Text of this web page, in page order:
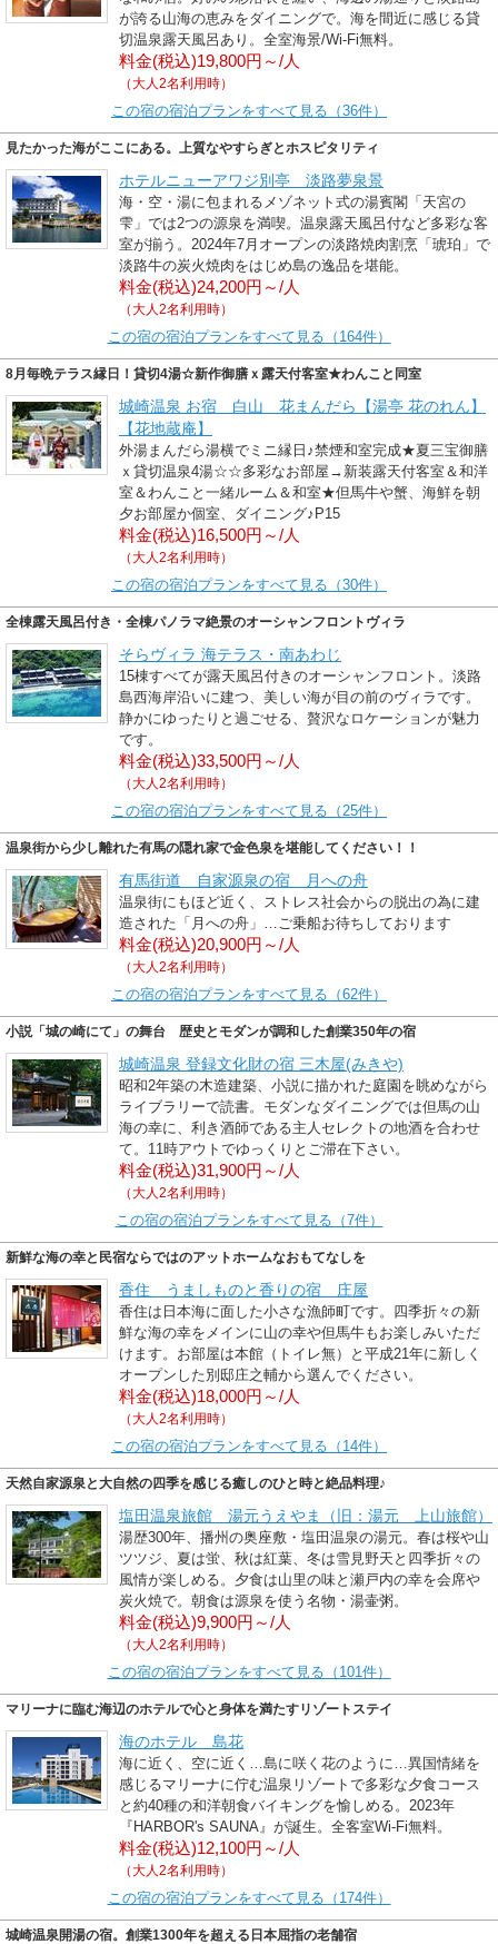
が誇る山海の恵みをダイニングで。海を間近に感じる貸
切温泉露天風呂あり。全室海景/Wi-Fi無料。
料金(税込)19,800円～/人
（大人2名利用時）
この宿の宿泊プランをすべて見る（36件）
見たかった海がここにある。上質なやすらぎとホスピタリティ
ホテルニューアワジ別亭 淡路夢泉景
海・空・湯に包まれるメゾネット式の湯賓閣「天宮の
雫」では2つの源泉を満喫。温泉露天風呂付など多彩な客
室が揃う。2024年7月オープンの淡路焼肉割烹「琥珀」で
淡路牛の炭火焼肉をはじめ島の逸品を堪能。
料金(税込)24,200円～/人
（大人2名利用時）
この宿の宿泊プランをすべて見る（164件）
8月毎晩テラス縁日！貸切4湯☆新作御膳ｘ露天付客室★わんこと同室
城崎温泉 お宿 白山 花まんだら【湯亭 花のれん】
【花地蔵庵】
外湯まんだら湯横でミニ縁日♪禁煙和室完成★夏三宝御膳
ｘ貸切温泉4湯☆☆多彩なお部屋→新装露天付客室＆和洋
室＆わんこと一緒ルーム＆和室★但馬牛や蟹、海鮮を朝
夕お部屋か個室、ダイニング♪P15
料金(税込)16,500円～/人
（大人2名利用時）
この宿の宿泊プランをすべて見る（30件）
全棟露天風呂付き・全棟パノラマ絶景のオーシャンフロントヴィラ
そらヴィラ 海テラス・南あわじ
15棟すべてが露天風呂付きのオーシャンフロント。淡路
島西海岸沿いに建つ、美しい海が目の前のヴィラです。
静かにゆったりと過ごせる、贅沢なロケーションが魅力
です。
料金(税込)33,500円～/人
（大人2名利用時）
この宿の宿泊プランをすべて見る（25件）
温泉街から少し離れた有馬の隠れ家で金色泉を堪能してください！！
有馬街道 自家源泉の宿 月への舟
温泉街にもほど近く、ストレス社会からの脱出の為に建
造された「月への舟」…ご乗船お待ちしております
料金(税込)20,900円～/人
（大人2名利用時）
この宿の宿泊プランをすべて見る（62件）
小説「城の崎にて」の舞台 歴史とモダンが調和した創業350年の宿
城崎温泉 登録文化財の宿 三木屋(みきや)
昭和2年築の木造建築、小説に描かれた庭園を眺めながら
ライブラリーで読書。モダンなダイニングでは但馬の山
海の幸に、利き酒師である主人セレクトの地酒を合わせ
て。11時アウトでゆっくりとご滞在下さい。
料金(税込)31,900円～/人
（大人2名利用時）
この宿の宿泊プランをすべて見る（7件）
新鮮な海の幸と民宿ならではのアットホームなおもてなしを
香住 うましものと香りの宿 庄屋
香住は日本海に面した小さな漁師町です。四季折々の新
鮮な海の幸をメインに山の幸や但馬牛もお楽しみいただ
けます。お部屋は本館（トイレ無）と平成21年に新しく
オープンした別邸庄之輔から選んでください。
料金(税込)18,000円～/人
（大人2名利用時）
この宿の宿泊プランをすべて見る（14件）
天然自家源泉と大自然の四季を感じる癒しのひと時と絶品料理♪
塩田温泉旅館 湯元うえやま（旧：湯元 上山旅館）
湯歴300年、播州の奥座敷・塩田温泉の湯元。春は桜や山
ツツジ、夏は蛍、秋は紅葉、冬は雪見野天と四季折々の
風情が楽しめる。夕食は山里の味と瀬戸内の幸を会席や
炭火焼で。朝食は源泉を使う名物・湯壷粥。
料金(税込)9,900円～/人
（大人2名利用時）
この宿の宿泊プランをすべて見る（101件）
マリーナに臨む海辺のホテルで心と身体を満たすリゾートステイ
海のホテル 島花
海に近く、空に近く…島に咲く花のように…異国情緒を
感じるマリーナに佇む温泉リゾートで多彩な夕食コース
と約40種の和洋朝食バイキングを愉しめる。2023年
『HARBOR's SAUNA』が誕生。全客室Wi-Fi無料。
料金(税込)12,100円～/人
（大人2名利用時）
この宿の宿泊プランをすべて見る（174件）
城崎温泉開湯の宿。創業1300年を超える日本屈指の老舗宿